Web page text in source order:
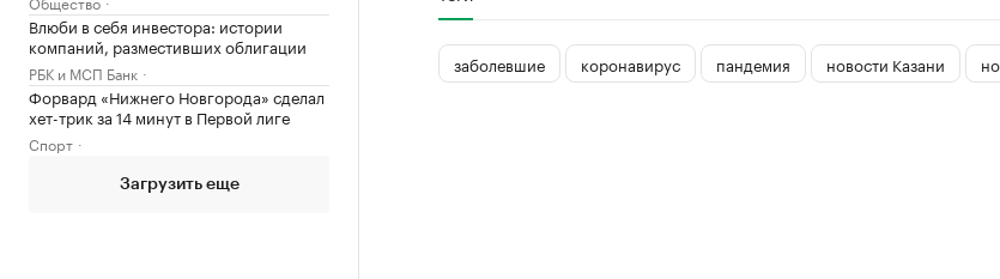
Влюби в себя инвестора: истории
компаний, разместивших облигации
РБК и МСП Банк
Форвард «Нижнего Новгорода» сделал
хет-трик за 14 минут в Первой лиге
Спорт
Загрузить еще
заболевшие коронавирус пандемия новости Казани